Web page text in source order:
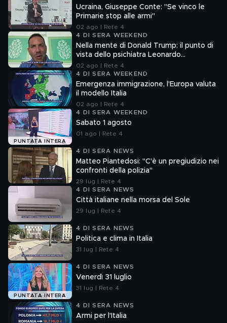
Ucraina, Giuseppe Conte: "Se vinco le
Primarie stop alle armi"
02 ago | Rete 4
4 DI SERA WEEKEND
Nella mente di Donald Trump: il punto di
vista dello psichiatra Leonardo
Mendolicchio
02 ago | Rete 4
4 DI SERA WEEKEND
Emergenza immigrazione, l'Europa valuta
il modello Italia
02 ago | Rete 4
PUNTATA INTERA
4 DI SERA WEEKEND
Sabato 1 agosto
01 ago | Rete 4
4 DI SERA NEWS
Matteo Piantedosi: "C'è un pregiudizio nei
confronti della polizia"
29 lug | Rete 4
4 DI SERA NEWS
Città italiane nella morsa del Sole
29 lug | Rete 4
4 DI SERA NEWS
Politica e clima in Italia
31 lug | Rete 4
PUNTATA INTERA
4 DI SERA NEWS
Venerdì 31 luglio
31 lug | Rete 4
4 DI SERA NEWS
Armi per l'Italia